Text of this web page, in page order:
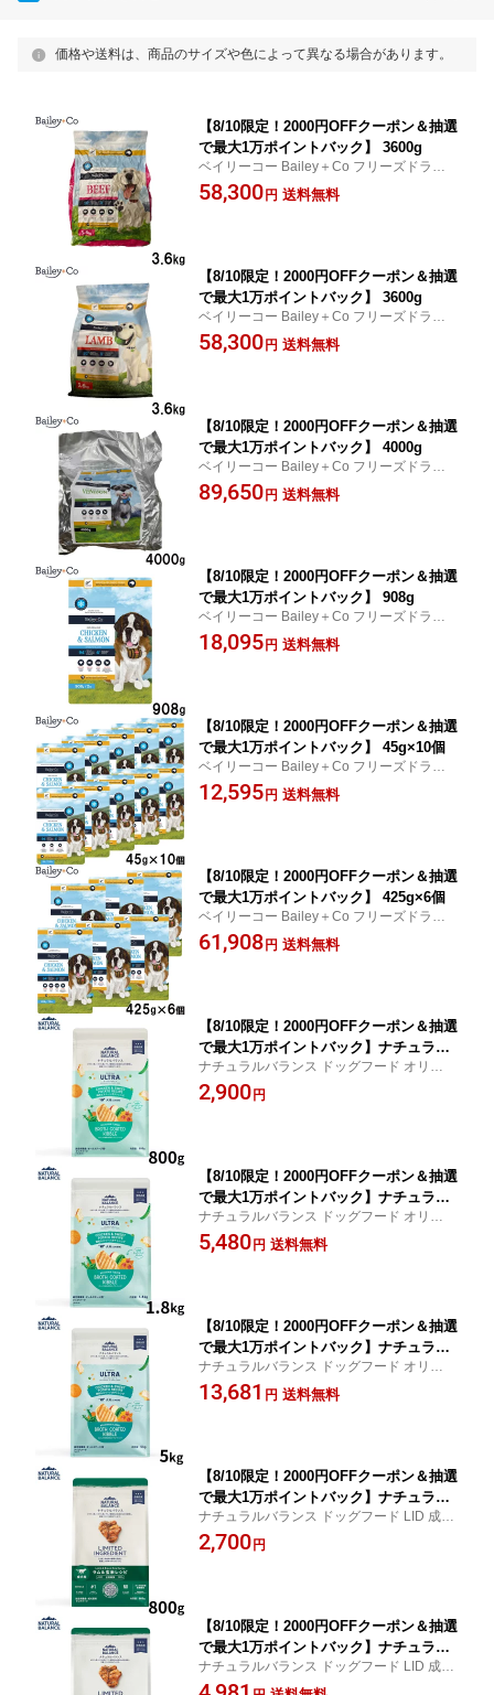
価格や送料は、商品のサイズや色によって異なる場合があります。
【8/10限定！2000円OFFクーポン＆抽選
で最大1万ポイントバック】 3600g
ベイリーコー Bailey＋Co フリーズドライ
コンプリート ビーフ ドッグフード 送料無
料！
58,300 円 送料無料
【8/10限定！2000円OFFクーポン＆抽選
で最大1万ポイントバック】 3600g
ベイリーコー Bailey＋Co フリーズドライ
コンプリート ラム ドッグフード 送料無
料！
58,300 円 送料無料
【8/10限定！2000円OFFクーポン＆抽選
で最大1万ポイントバック】 4000g
ベイリーコー Bailey＋Co フリーズドライ
コンプリート 鹿肉 ドッグフード 送料無
料！
89,650 円 送料無料
【8/10限定！2000円OFFクーポン＆抽選
で最大1万ポイントバック】 908g
ベイリーコー Bailey＋Co フリーズドライ
コンプリート チキン＆サーモン ドッグフー
ド 送料無料！
18,095 円 送料無料
【8/10限定！2000円OFFクーポン＆抽選
で最大1万ポイントバック】 45g×10個
ベイリーコー Bailey＋Co フリーズドライ
コンプリート チキン＆サーモン ドッグフー
ド 送料無料！
12,595 円 送料無料
【8/10限定！2000円OFFクーポン＆抽選
で最大1万ポイントバック】 425g×6個
ベイリーコー Bailey＋Co フリーズドライ
コンプリート チキン＆サーモン ドッグフー
ド 送料無料！
61,908 円 送料無料
【8/10限定！2000円OFFクーポン＆抽選
で最大1万ポイントバック】ナチュラル
バランス ドッグフード オリジナルウル
トラ 全年齢用 鶏肉＆スイートポテト 80
ナチュラルバランス ドッグフード オリジナ
ルウルトラ 全年齢用 鶏肉＆スイートポテト
3980円以上送料無料！
2,900 円
【8/10限定！2000円OFFクーポン＆抽選
で最大1万ポイントバック】ナチュラル
バランス ドッグフード オリジナルウル
トラ 全年齢用 鶏肉＆スイートポテト 1.
ナチュラルバランス ドッグフード オリジナ
ルウルトラ 全年齢用 鶏肉＆スイートポテト
送料無料！
5,480 円 送料無料
【8/10限定！2000円OFFクーポン＆抽選
で最大1万ポイントバック】ナチュラル
バランス ドッグフード オリジナルウル
トラ 全年齢用 鶏肉＆スイートポテト 5k
ナチュラルバランス ドッグフード オリジナ
ルウルトラ 全年齢用 鶏肉＆スイートポテト
送料無料！
13,681 円 送料無料
【8/10限定！2000円OFFクーポン＆抽選
で最大1万ポイントバック】ナチュラル
バランス ドッグフード LID 成犬用 ラム
＆玄米 800g 健康維持
ナチュラルバランス ドッグフード LID 成犬
用 ラム＆玄米 3980円以上送料無料！
2,700 円
【8/10限定！2000円OFFクーポン＆抽選
で最大1万ポイントバック】ナチュラル
バランス ドッグフード LID 成犬用 ラム
＆玄米 1.8kg 健康維持
ナチュラルバランス ドッグフード LID 成犬
用 ラム＆玄米 送料無料！